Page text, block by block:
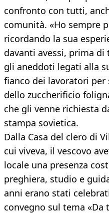
confronto con tutti,
comunità. «Ho sempre
ricordando la sua
davanti avessi, prima
gli aneddoti legati alla
fianco dei lavoratori per
dello zuccherificio
che gli venne richiesta
stampa sovietica.
Dalla Casa del clero di
cui viveva, il vescovo
locale una presenza
preghiera, studio e
anni erano stati
convegno sul tema «Da